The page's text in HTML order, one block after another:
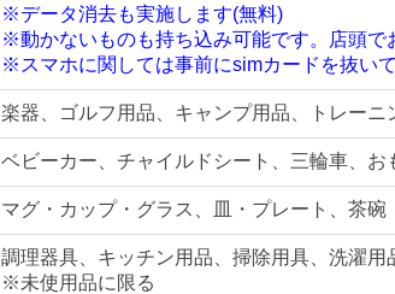
※データ消去も実施します(無料)
※動かないものも持ち込み可能です。店頭で
※スマホに関しては事前にsimカードを抜いて
楽器、ゴルフ用品、キャンプ用品、トレーニ
ベビーカー、チャイルドシート、三輪車、お
マグ・カップ・グラス、皿・プレート、茶
調理器具、キッチン用品、掃除用具、洗濯
※未使用品に限る